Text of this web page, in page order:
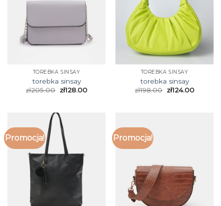
TOREBKA SINSAY
torebka sinsay
zł205.00 zł128.00
TOREBKA SINSAY
torebka sinsay
zł198.00 zł124.00
Promocja! Promocja!